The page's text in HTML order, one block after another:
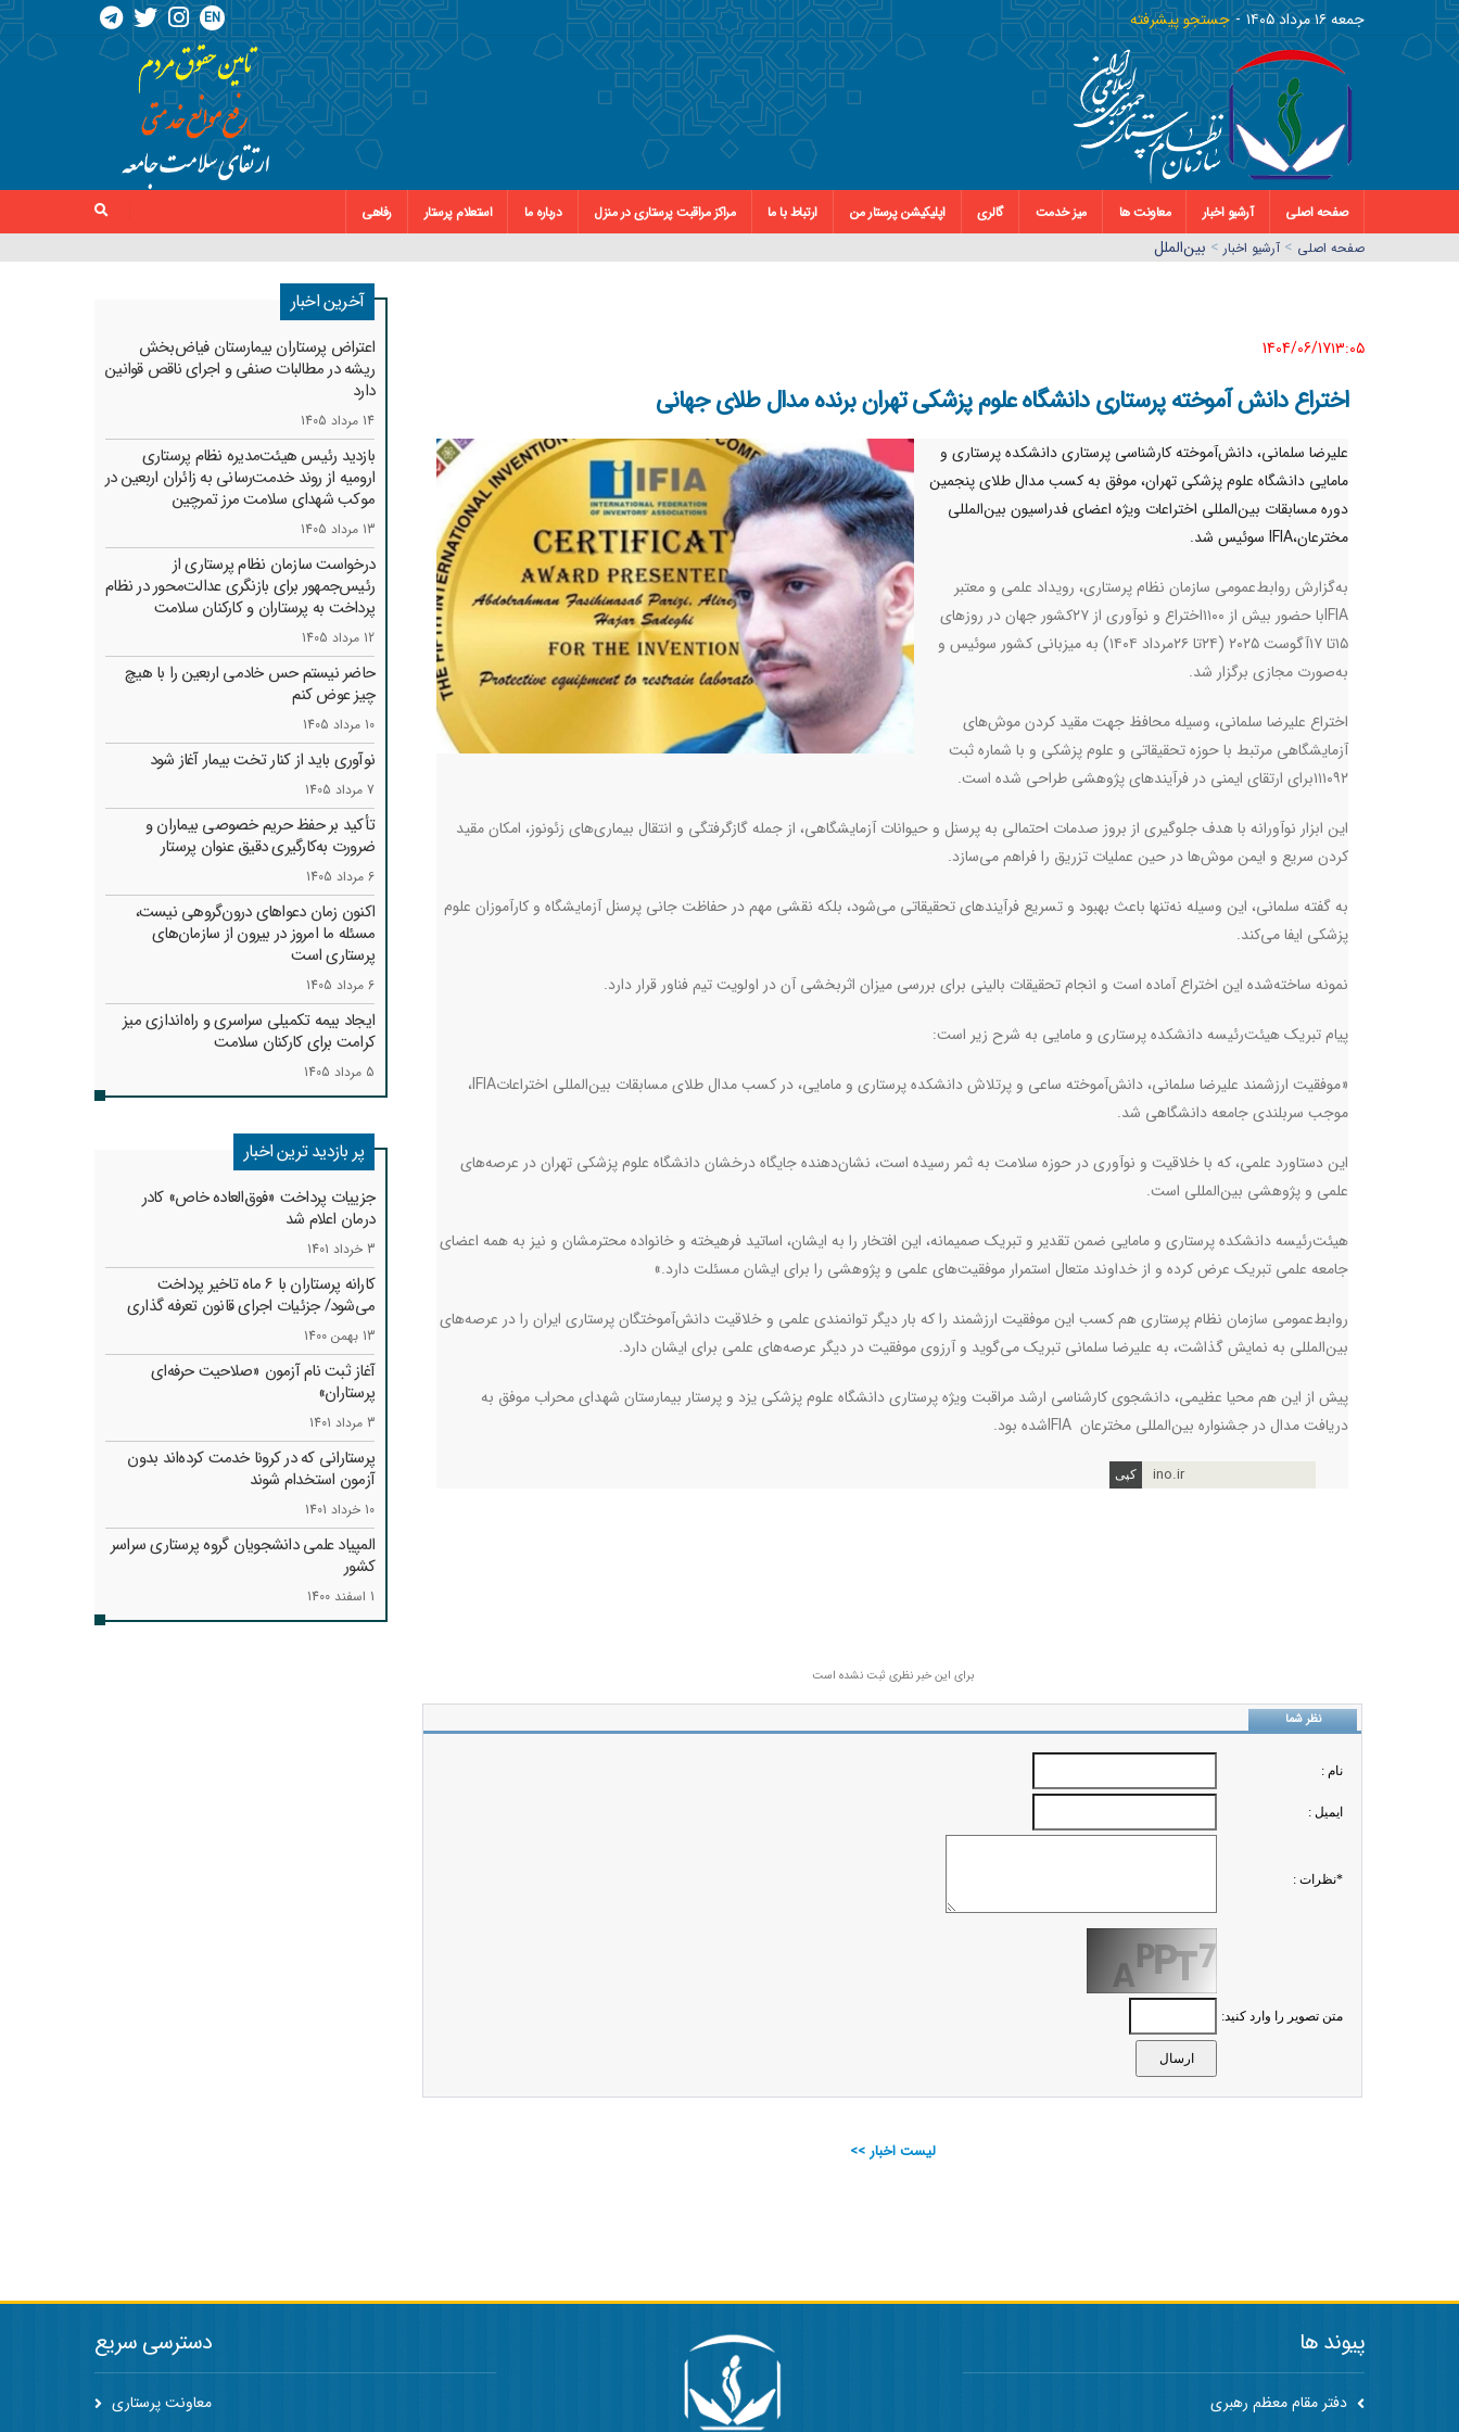
جمعه ١٦ مرداد ١٤٠٥ جستجو پیشرفته EN
صفحه اصلی آرشیو اخبار معاونت ها میز خدمت گالری اپلیکیشن پرستار من ارتباط با ما مراکز مراقبت پرستاری در منزل درباره ما استعلام پرستار
رفاهی
صفحه اصلي > آرشیو اخبار > بین‌الملل
1404/06/17١٣:٠٥
اختراع دانش آموخته پرستاری دانشگاه علوم پزشکی تهران برنده مدال طلای جهانی
علیرضا سلمانی، دانش‌آموخته کارشناسی پرستاری دانشکده پرستاری و
مامایی دانشگاه علوم پزشکی تهران، موفق به کسب مدال طلای پنجمین
دوره مسابقات بین‌المللی اختراعات ویژه اعضای فدراسیون بین‌المللی
مخترعان،IFIA سوئیس شد.
به‌گزارش روابط‌عمومی سازمان نظام پرستاری، رویداد علمی و معتبر
IFIA
با حضور بیش از ۱۱۰۰اختراع و نوآوری از ۲۷کشور جهان در روز‌های
۱۵تا ۱۷آگوست ۲۰۲۵ (۲۴تا ۲۶مرداد ۱۴۰۴) به میزبانی کشور سوئیس و
به‌صورت مجازی برگزار شد.
اختراع علیرضا سلمانی، وسیله محافظ جهت مقید کردن موش‌های
آزمایشگاهی مرتبط با حوزه تحقیقاتی و علوم پزشکی و با شماره ثبت
۱۱۱۰۹۲برای ارتقای ایمنی در فرآیند‌های پژوهشی طراحی شده است
.
این ابزار نوآورانه با هدف جلوگیری از بروز صدمات احتمالی به پرسنل و حیوانات آزمایشگاهی، از جمله گازگرفتگی و انتقال بیماری‌های زئونوز، امکان مقید
کردن سریع و ایمن موش‌ها در حین عملیات تزریق را فراهم می‌سازد.
به گفته سلمانی، این وسیله نه‌تنها باعث بهبود و تسریع فرآیند‌های تحقیقاتی می‌شود، بلکه نقشی مهم در حفاظت جانی پرسنل آزمایشگاه و کارآموزان علوم
پزشکی ایفا می‌کند.
نمونه ساخته‌شده این اختراع آماده است و انجام تحقیقات بالینی برای بررسی میزان اثربخشی آن در اولویت تیم فناور قرار دارد.
پیام تبریک هیئت‌رئیسه دانشکده پرستاری و مامایی به شرح زیر است:
«موفقیت ارزشمند علیرضا سلمانی، دانش‌آموخته ساعی و پرتلاش دانشکده پرستاری و مامایی، در کسب مدال طلای مسابقات بین‌المللی اختراعاتIFIA،
موجب سربلندی جامعه دانشگاهی شد.
این دستاورد علمی، که با خلاقیت و نوآوری در حوزه سلامت به ثمر رسیده است، نشان‌دهنده جایگاه درخشان دانشگاه علوم پزشکی تهران در عرصه‌های
علمی و پژوهشی بین‌المللی است.
هیئت‌رئیسه دانشکده پرستاری و مامایی ضمن تقدیر و تبریک صمیمانه، این افتخار را به ایشان، اساتید فرهیخته و خانواده محترمشان و نیز به همه اعضای
جامعه علمی تبریک عرض کرده و از خداوند متعال استمرار موفقیت‌های علمی و پژوهشی را برای ایشان مسئلت دارد.
»
روابط‌عمومی سازمان نظام پرستاری هم کسب این موفقیت ارزشمند را که بار دیگر توانمندی علمی و خلاقیت دانش‌آموختگان پرستاری ایران را در عرصه‌های
بین‌المللی به نمایش گذاشت، به علیرضا سلمانی تبریک می‌گوید و آرزوی موفقیت در دیگر عرصه‌های علمی برای ایشان دارد.
پیش از این هم محیا عظیمی، دانشجوی کارشناسی ارشد مراقبت ویژه پرستاری دانشگاه علوم پزشکی یزد و پرستار بیمارستان شهدای محراب موفق به
دریافت مدال در جشنواره بین‌المللی مخترعان IFIAشده بود.
ino.ir
برای این خبر نظری ثبت نشده است
نظر شما
نام :
ايميل :
*نظرات :
متن تصویر را وارد کنید:
لیست اخبار >>
آخرین اخبار
اعتراض پرستاران بیمارستان فیاض‌بخش
ریشه در مطالبات صنفی و اجرای ناقص قوانین
دارد
14 مرداد 1405
بازدید رئیس هیئت‌مدیره نظام پرستاری
ارومیه از روند خدمت‌رسانی به زائران اربعین در
موکب شهدای سلامت مرز تمرچین
13 مرداد 1405
درخواست سازمان نظام پرستاری از
رئیس‌جمهور برای بازنگری عدالت‌محور در نظام
پرداخت به پرستاران و کارکنان سلامت
12 مرداد 1405
حاضر نیستم حس خادمی اربعین را با هیچ
چیز عوض کنم
10 مرداد 1405
نوآوری باید از کنار تخت بیمار آغاز شود
7 مرداد 1405
تأکید بر حفظ حریم خصوصی بیماران و
ضرورت به‌کارگیری دقیق عنوان پرستار
6 مرداد 1405
اکنون زمان دعواهای درون‌گروهی نیست،
مسئله ما امروز در بیرون از سازمان‌های
پرستاری است
6 مرداد 1405
ایجاد بیمه تکمیلی سراسری و راه‌اندازی میز
کرامت برای کارکنان سلامت
5 مرداد 1405
پر بازدید ترین اخبار
جزییات پرداخت «فوق‌العاده خاص» کادر
درمان اعلام شد
3 خرداد 1401
کارانه‌ پرستاران با 6 ماه تاخیر پرداخت
می‌شود/ جزئیات اجرای قانون تعرفه گذاری
13 بهمن 1400
آغاز ثبت نام آزمون «صلاحیت حرفه‌ای
پرستاران»
3 مرداد 1401
پرستارانی که در کرونا خدمت کرد‌ه‌اند بدون
آزمون استخدام شوند
10 خرداد 1401
المپیاد علمی دانشجویان گروه پرستاری سراسر
کشور
1 اسفند 1400
پیوند ها
دفتر مقام معظم رهبری
دسترسی سریع
معاونت پرستاری